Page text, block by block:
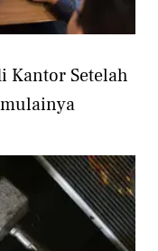
Kantor Setelah